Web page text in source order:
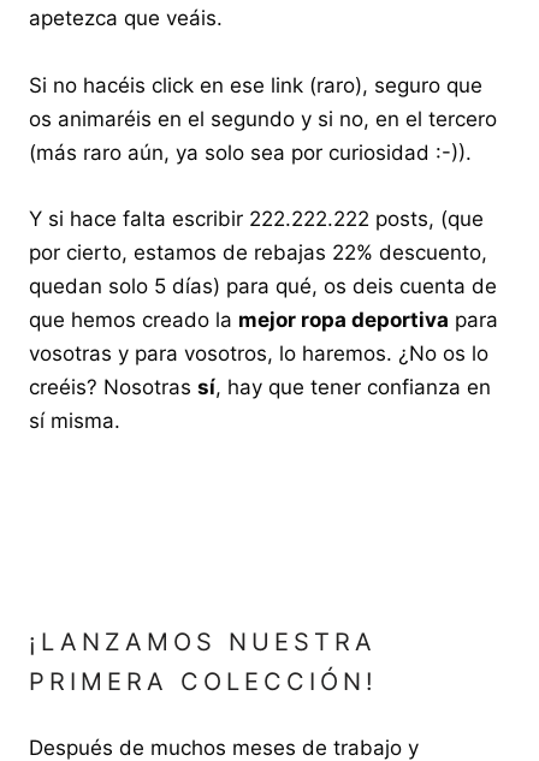
apetezca que veáis.
Si no hacéis click en ese link (raro), seguro que
os animaréis en el segundo y si no, en el tercero
(más raro aún, ya solo sea por curiosidad :-)).
Y si hace falta escribir 222.222.222 posts, (que
por cierto, estamos de rebajas 22% descuento,
quedan solo 5 días) para qué, os deis cuenta de
que hemos creado la mejor ropa deportiva para
vosotras y para vosotros, lo haremos. ¿No os lo
creéis? Nosotras sí, hay que tener confianza en
sí misma.
¡LANZAMOS NUESTRA
PRIMERA COLECCIÓN!
Después de muchos meses de trabajo y